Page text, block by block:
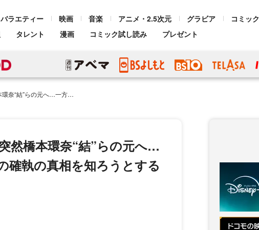
バラエティー 映画 音楽 アニメ・2.5次元 グラビア
コミック
タレント 漫画 コミック試し読み プレゼント
村有起哉“聖人”の確執の真相を知ろうとする
然橋本環奈“結”らの元へ…
確執の真相を知ろうとする